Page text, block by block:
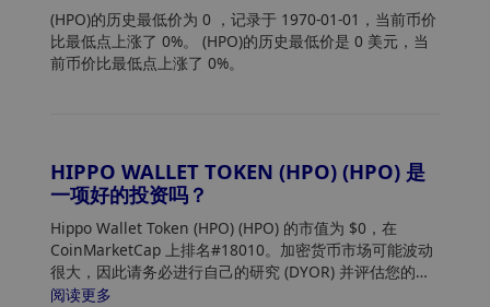
(HPO)的历史最低价为 0 ，记录于 1970-01-01，当前币价
比最低点上涨了 0%。 (HPO)的历史最低价是 0 美元，当
前币价比最低点上涨了 0%。
HIPPO WALLET TOKEN (HPO) (HPO) 是
一项好的投资吗？
Hippo Wallet Token (HPO) (HPO) 的市值为 $0，在
CoinMarketCap 上排名#18010。加密货币市场可能波动
很大，因此请务必进行自己的研究 (DYOR) 并评估您的风
险承受能力。此外，分析 Hippo Wallet Token (HPO)
阅读更多